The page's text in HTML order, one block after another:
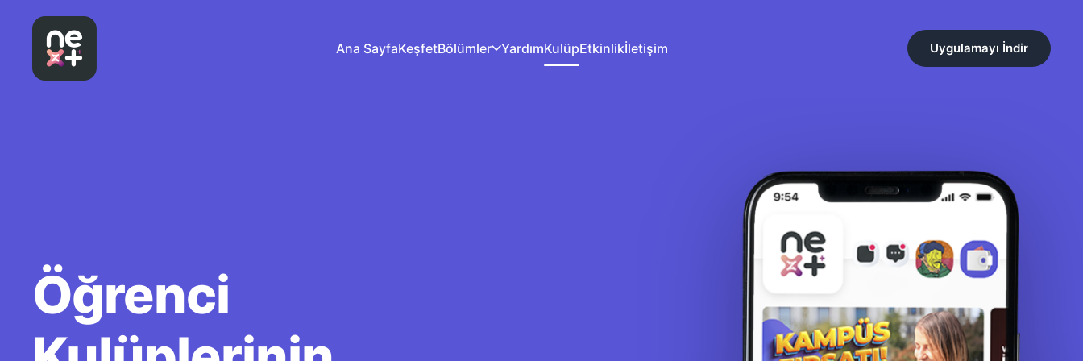
Ana SayfaKeşfetBölümler YardımKulüpEtkinlikİletişim Uygulamayı İndir
Öğrenci